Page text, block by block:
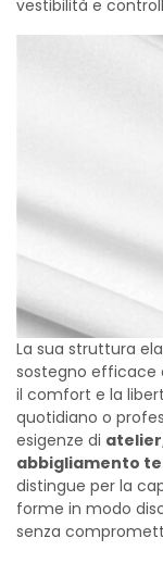
vestibilità e
La sua struttura
sostegno efficace
il comfort e la
quotidiano o
esigenze di
abbigliamento
distingue per la
forme in modo
senza